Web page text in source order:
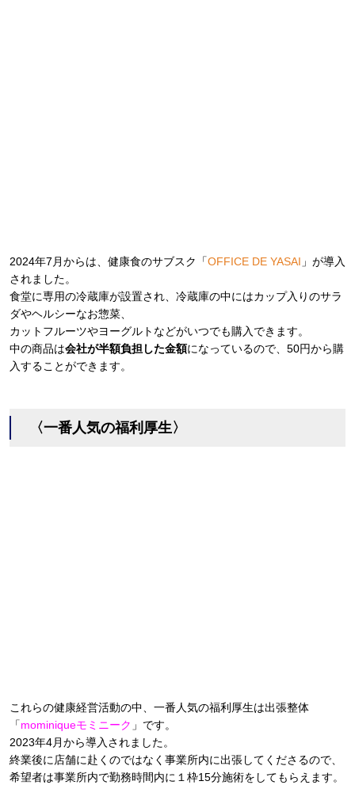
2024年7月からは、健康食のサブスク「OFFICE DE YASAI 」が導入
されました。
食堂に専用の冷蔵庫が設置され、冷蔵庫の中にはカップ入りのサラ
ダやヘルシーなお惣菜、
カットフルーツやヨーグルトなどがいつでも購入できます。
中の商品は会社が半額負担した金額になっているので、50円から購
入することができます。
〈一番人気の福利厚生〉
これらの健康経営活動の中、一番人気の福利厚生は出張整体
「mominiqueモミニーク 」です。
2023年4月から導入されました。
終業後に店舗に赴くのではなく事業所内に出張してくださるので、
希望者は事業所内で勤務時間内に１枠15分施術をしてもらえます。